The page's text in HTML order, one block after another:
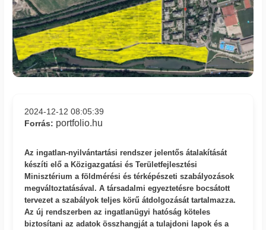
2024-12-12 08:05:39
Forrás: portfolio.hu
Az ingatlan-nyilvántartási rendszer jelentős átalakítását
készíti elő a Közigazgatási és Területfejlesztési
Minisztérium a földmérési és térképészeti szabályozások
megváltoztatásával. A társadalmi egyeztetésre bocsátott
tervezet a szabályok teljes körű átdolgozását tartalmazza.
Az új rendszerben az ingatlanügyi hatóság köteles
biztosítani az adatok összhangját a tulajdoni lapok és a